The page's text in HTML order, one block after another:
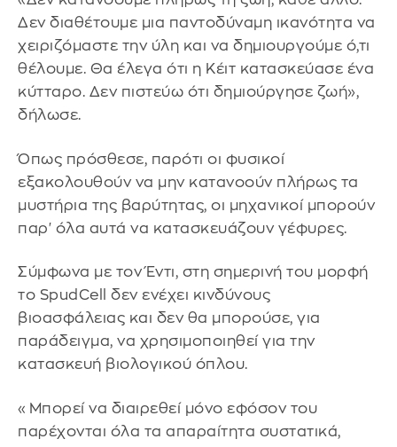
Δεν διαθέτουμε μια παντοδύναμη ικανότητα να
χειριζόμαστε την ύλη και να δημιουργούμε ό,τι
θέλουμε. Θα έλεγα ότι η Κέιτ κατασκεύασε ένα
κύτταρο. Δεν πιστεύω ότι δημιούργησε ζωή»,
δήλωσε.
Όπως πρόσθεσε, παρότι οι φυσικοί
εξακολουθούν να μην κατανοούν πλήρως τα
μυστήρια της βαρύτητας, οι μηχανικοί μπορούν
παρ' όλα αυτά να κατασκευάζουν γέφυρες.
Σύμφωνα με τον Έντι, στη σημερινή του μορφή
το SpudCell δεν ενέχει κινδύνους
βιοασφάλειας και δεν θα μπορούσε, για
παράδειγμα, να χρησιμοποιηθεί για την
κατασκευή βιολογικού όπλου.
«Μπορεί να διαιρεθεί μόνο εφόσον του
παρέχονται όλα τα απαραίτητα συστατικά,